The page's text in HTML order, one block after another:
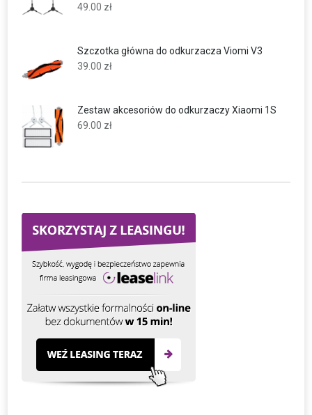
49.00 zł
Szczotka główna do odkurzacza Viomi V3
39.00 zł
Zestaw akcesoriów do odkurzaczy Xiaomi 1S
69.00 zł